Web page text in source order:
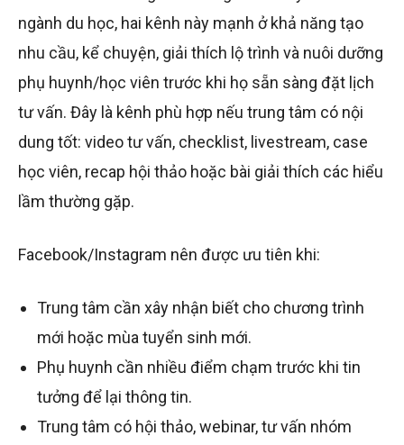
ngành du học, hai kênh này mạnh ở khả năng tạo
nhu cầu, kể chuyện, giải thích lộ trình và nuôi dưỡng
phụ huynh/học viên trước khi họ sẵn sàng đặt lịch
tư vấn. Đây là kênh phù hợp nếu trung tâm có nội
dung tốt: video tư vấn, checklist, livestream, case
học viên, recap hội thảo hoặc bài giải thích các hiểu
lầm thường gặp.
Facebook/Instagram nên được ưu tiên khi:
Trung tâm cần xây nhận biết cho chương trình
mới hoặc mùa tuyển sinh mới.
Phụ huynh cần nhiều điểm chạm trước khi tin
tưởng để lại thông tin.
Trung tâm có hội thảo, webinar, tư vấn nhóm